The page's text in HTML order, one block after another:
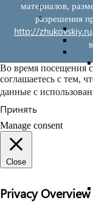
Новости
материалов,
разрешения
http://zhukovskiy.ru
Во время посещения
соглашаетесь с тем,
данные с
Принять
Manage consent
Close
Privacy Overview